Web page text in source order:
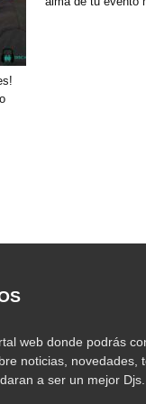
web donde podrás
noticias, novedades,
a ser un mejor Djs.